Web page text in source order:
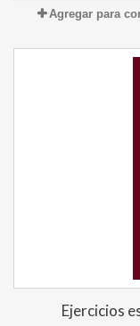
Agregar para
Ejercicios